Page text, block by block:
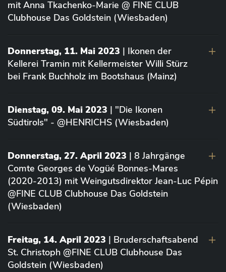
mit Anna Tkachenko-Marie @ FINE CLUB
Clubhouse Das Goldstein (Wiesbaden)
Donnerstag, 11. Mai 2023 | Ikonen der
Kellerei Tramin mit Kellermeister Willi Stürz
bei Frank Buchholz im Bootshaus (Mainz)
Dienstag, 09. Mai 2023 | "Die Ikonen
Südtirols" - @HENRICHS (Wiesbaden)
Donnerstag, 27. April 2023 | 8 Jahrgänge
Comte Georges de Vogüé Bonnes-Mares
(2020-2013) mit Weingutsdirektor Jean-Luc Pépin
@FINE CLUB Clubhouse Das Goldstein
(Wiesbaden)
Freitag, 14. April 2023 | Bruderschaftsabend
St. Christoph @FINE CLUB Clubhouse Das
Goldstein (Wiesbaden)